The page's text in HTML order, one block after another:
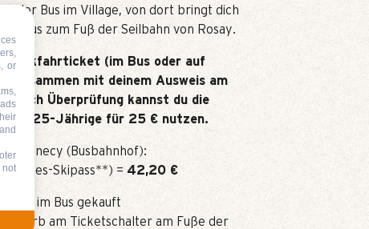
der Bus im Village, von dort bringt dich
zum Fuß der Seilbahn von Rosay.
Rückfahrticket (im Bus oder auf
zusammen mit deinem Ausweis am
Nach Überprüfung kannst du die
bis 25-Jährige für 25 € nutzen.
Annecy (Busbahnhof):
(Tages-Skipass**) = 42,20 €
oder im Bus gekauft
: Erwerb am Ticketschalter am Fuße der
or
not